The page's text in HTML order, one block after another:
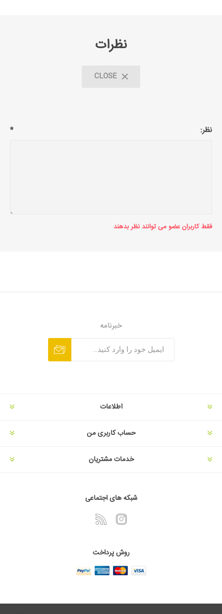
نظرات
CLOSE
نظر: *
فقط کاربران عضو می توانند نظر بدهند
خبرنامه
اطلاعات
حساب کاربری من
خدمات مشتریان
شبکه های اجتماعی
روش پرداخت